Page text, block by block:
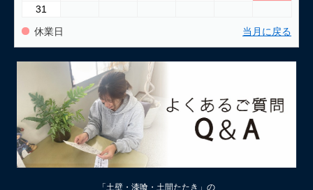
31
休業日 当月に戻る
「土壁・漆喰・土間たたき」の